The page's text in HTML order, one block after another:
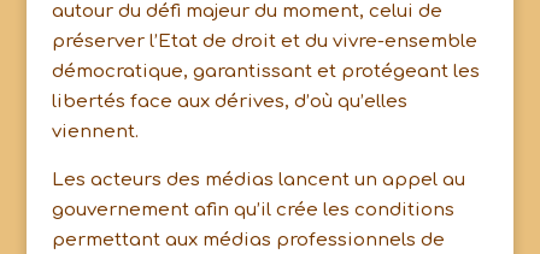
autour du défi majeur du moment, celui de
préserver l’Etat de droit et du vivre-ensemble
démocratique, garantissant et protégeant les
libertés face aux dérives, d’où qu’elles
viennent.
Les acteurs des médias lancent un appel au
gouvernement afin qu’il crée les conditions
permettant aux médias professionnels de